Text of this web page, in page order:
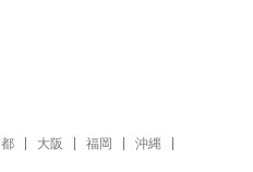
大阪 福岡 沖縄